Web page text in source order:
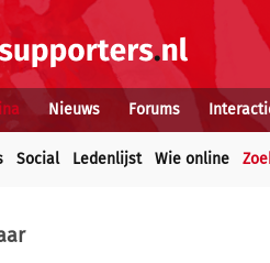
Nieuws Forums
Social Ledenlijst Wie online